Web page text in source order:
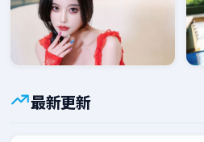
最新更新